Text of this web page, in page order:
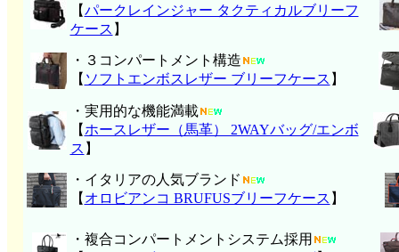
【パークレインジャー タクティカルブリーフ
ケース 】
・３コンパートメント構造
【 ソフトエンボスレザー ブリーフケース 】
・実用的な機能満載
【 ホースレザー（馬革） 2WAYバッグ/エンボ
ス 】
・イタリアの人気ブランド
【 オロビアンコ BRUFUSブリーフケース 】
・複合コンパートメントシステム採用